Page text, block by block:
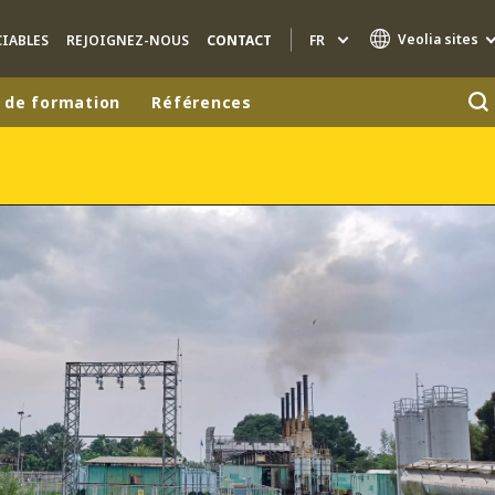
REJOIGNEZ-NOUS CONTACT FR Veolia sites
HAZARDOUS WASTE EUROPE
INDUSTRIES GLOBAL SOLUTIONS
NUCLEAR SOLUTIONS
SEDE BENELUX
VEOLIA AGRICULTURE
formation Références